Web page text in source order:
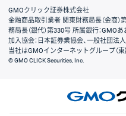
GMOクリック証券株式会社
金融商品取引業者 関東財務局長（金商
務局長（銀代）第330号 所属銀行：GMO
加入協会：日本証券業協会、一般社団法
当社はGMOインターネットグループ（
© GMO CLICK Securities, Inc.